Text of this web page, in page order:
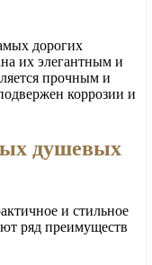
дорогих
их элегантным и
прочным и
коррозии и
душевых
и стильное
ряд преимуществ